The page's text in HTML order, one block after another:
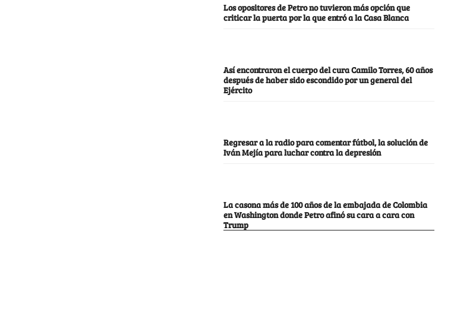
Los opositores de Petro no tuvieron más opción que
criticar la puerta por la que entró a la Casa Blanca
Así encontraron el cuerpo del cura Camilo Torres, 60 años
después de haber sido escondido por un general del
Ejército
Regresar a la radio para comentar fútbol, la solución de
Iván Mejía para luchar contra la depresión
La casona más de 100 años de la embajada de Colombia
en Washington donde Petro afinó su cara a cara con
Trump